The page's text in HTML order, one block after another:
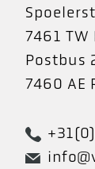
7461 TW
Postbus
7460 AE